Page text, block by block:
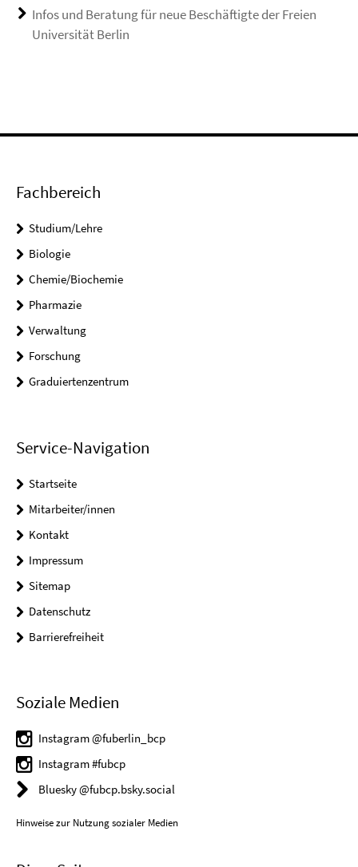
Infos und Beratung für neue Beschäftigte der Freien
Universität Berlin
Fachbereich
Studium/Lehre
Biologie
Chemie/Biochemie
Pharmazie
Verwaltung
Forschung
Graduiertenzentrum
Service-Navigation
Startseite
Mitarbeiter/innen
Kontakt
Impressum
Sitemap
Datenschutz
Barrierefreiheit
Soziale Medien
Instagram @fuberlin_bcp
Instagram #fubcp
Bluesky @fubcp.bsky.social
Hinweise zur Nutzung sozialer Medien